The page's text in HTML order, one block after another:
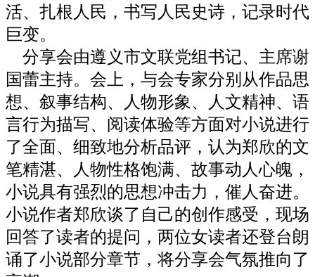
活、扎根人民，书写人民史诗，记录时代
巨变。
分享会由遵义市文联党组书记、主席谢
国蕾主持。会上，与会专家分别从作品思
想、叙事结构、人物形象、人文精神、语
言行为描写、阅读体验等方面对小说进行
了全面、细致地分析品评，认为郑欣的文
笔精湛、人物性格饱满、故事动人心魄，
小说具有强烈的思想冲击力，催人奋进。
小说作者郑欣谈了自己的创作感受，现场
回答了读者的提问，两位女读者还登台朗
诵了小说部分章节，将分享会气氛推向了